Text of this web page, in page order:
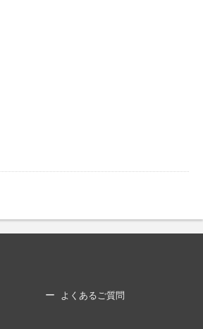
よくあるご質問